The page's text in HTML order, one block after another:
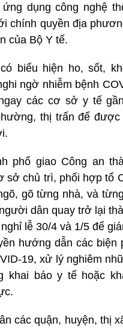
dụng công nghệ
chính quyền địa
của Bộ Y tế.
biểu hiện ho, sốt,
ngờ nhiễm bệnh
các cơ sở y tế
thị trấn để
phố giao Công an
sở chủ trì, phối hợp tổ
gõ từng nhà, và
dân quay trở lại
lễ 30/4 và 1/5 để
hướng dẫn các biện
19, xử lý nghiêm
khai báo y tế hoặc
các quận, huyện, thị